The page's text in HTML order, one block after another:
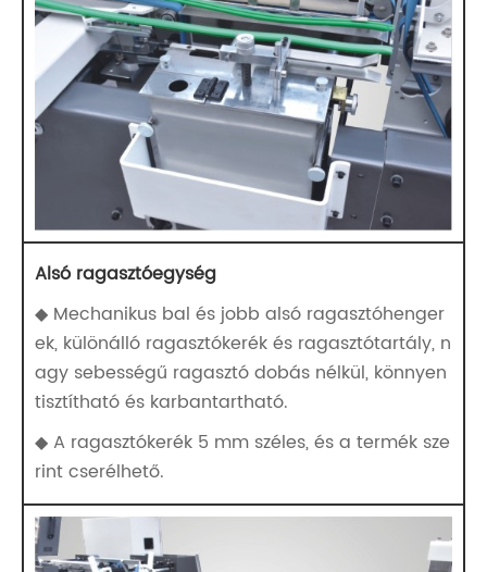
Alsó ragasztóegység
◆ Mechanikus bal és jobb alsó ragasztóhenger
ek, különálló ragasztókerék és ragasztótartály, n
agy sebességű ragasztó dobás nélkül, könnyen
tisztítható és karbantartható.
◆ A ragasztókerék 5 mm széles, és a termék sze
rint cserélhető.